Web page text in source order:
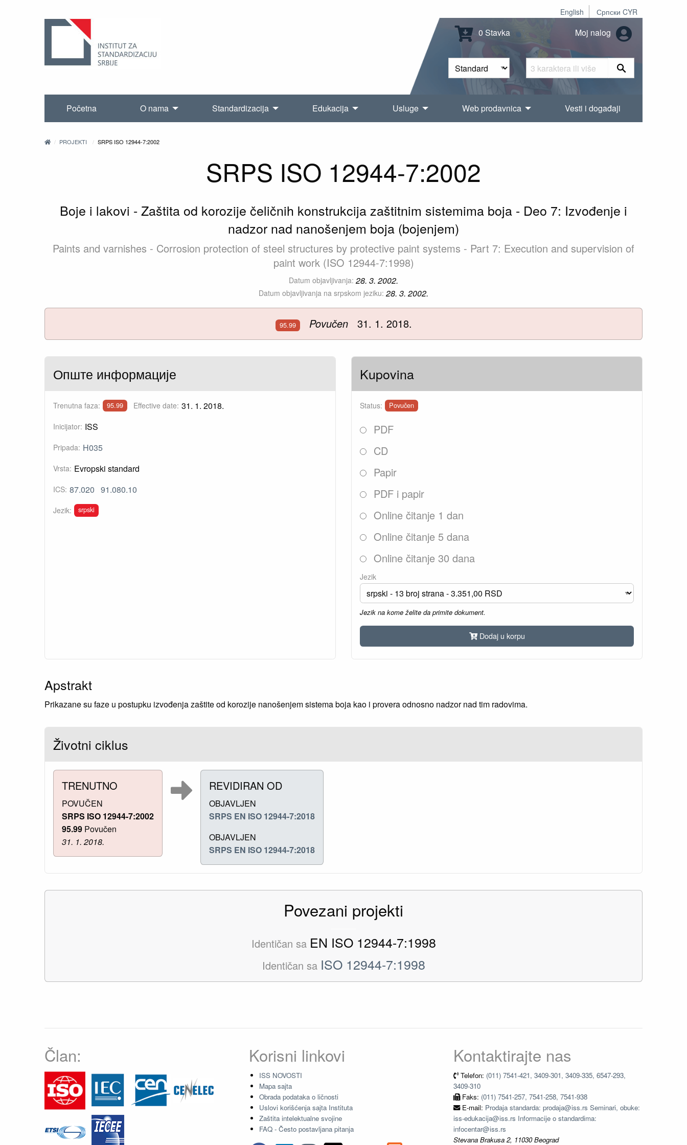
English Српски CYR
0 Stavka Moj nalog
Početna O nama Standardizacija Edukacija Usluge Web prodavnica Vesti i događaji
PROJEKTI SRPS ISO 12944-7:2002
SRPS ISO 12944-7:2002
Boje i lakovi - Zaštita od korozije čeličnih konstrukcija zaštitnim sistemima boja - Deo 7: Izvođenje i
nadzor nad nanošenjem boja (bojenjem)
Paints and varnishes - Corrosion protection of steel structures by protective paint systems - Part 7: Execution and supervision of
paint work (ISO 12944-7:1998)
Datum objavljivanja: 28. 3. 2002.
Datum objavljivanja na srpskom jeziku: 28. 3. 2002.
95.99 Povučen31. 1. 2018.
Опште информације
Trenutna faza: 95.99 Effective date: 31. 1. 2018.
Inicijator: ISS
Pripada: H035
Vrsta: Evropski standard
ICS: 87.020 91.080.10
Jezik: srpski
Kupovina
Status: Povučen
PDF
CD
Papir
PDF i papir
Online čitanje 1 dan
Online čitanje 5 dana
Online čitanje 30 dana
Jezik
Jezik na kome želite da primite dokument.
Dodaj u korpu
Apstrakt
Prikazane su faze u postupku izvođenja zaštite od korozije nanošenjem sistema boja kao i provera odnosno nadzor nad tim radovima.
Životni ciklus
TRENUTNO
POVUČEN
SRPS ISO 12944-7:2002
95.99 Povučen
31. 1. 2018.
REVIDIRAN OD
OBJAVLJEN
SRPS EN ISO 12944-7:2018
OBJAVLJEN
SRPS EN ISO 12944-7:2018
Povezani projekti
Identičan sa EN ISO 12944-7:1998
Identičan sa ISO 12944-7:1998
Član: Korisni linkovi
ISS NOVOSTI
Mapa sajta
Obrada podataka o ličnosti
Uslovi korišćenja sajta Instituta
Zaštita intelektualne svojine
FAQ - Često postavljana pitanja
Kontaktirajte nas
Telefon: (011) 7541-421, 3409-301, 3409-335, 6547-293,
3409-310
Faks: (011) 7541-257, 7541-258, 7541-938
E-mail: Prodaja standarda: prodaja@iss.rs Seminari, obuke:
iss-edukacija@iss.rs Informacije o standardima:
infocentar@iss.rs
Stevana Brakusa 2, 11030 Beograd